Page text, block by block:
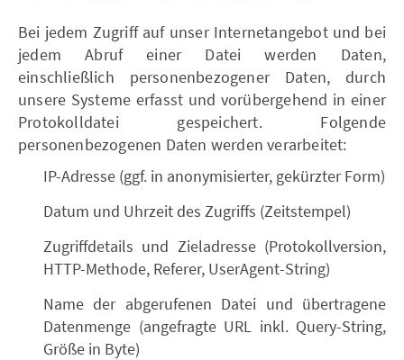
Bei jedem Zugriff auf unser Internetangebot und bei
jedem Abruf einer Datei werden Daten,
einschließlich personenbezogener Daten, durch
unsere Systeme erfasst und vorübergehend in einer
Protokolldatei gespeichert. Folgende
personenbezogenen Daten werden verarbeitet:
IP-Adresse (ggf. in anonymisierter, gekürzter Form)
Datum und Uhrzeit des Zugriffs (Zeitstempel)
Zugriffdetails und Zieladresse (Protokollversion,
HTTP-Methode, Referer, UserAgent-String)
Name der abgerufenen Datei und übertragene
Datenmenge (angefragte URL inkl. Query-String,
Größe in Byte)